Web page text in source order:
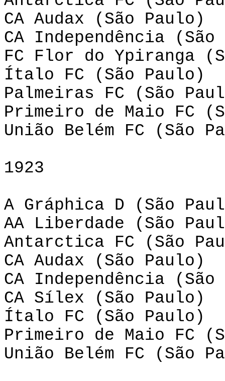
CA Audax (São Paulo)
CA Independência
FC Flor do Ypiranga
Ítalo FC (São Paulo)
Palmeiras FC (São
Primeiro de Maio FC
União Belém FC (São
1923
A Gráphica D (São
AA Liberdade (São
Antarctica FC (São
CA Audax (São Paulo)
CA Independência
CA Sílex (São Paulo)
Ítalo FC (São Paulo)
Primeiro de Maio FC
União Belém FC (São